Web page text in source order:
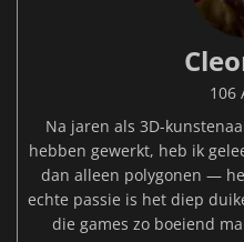
106
Na jaren als 3D-
hebben gewerkt, heb ik
dan alleen polygonen —
echte passie is het diep
die games zo boeiend